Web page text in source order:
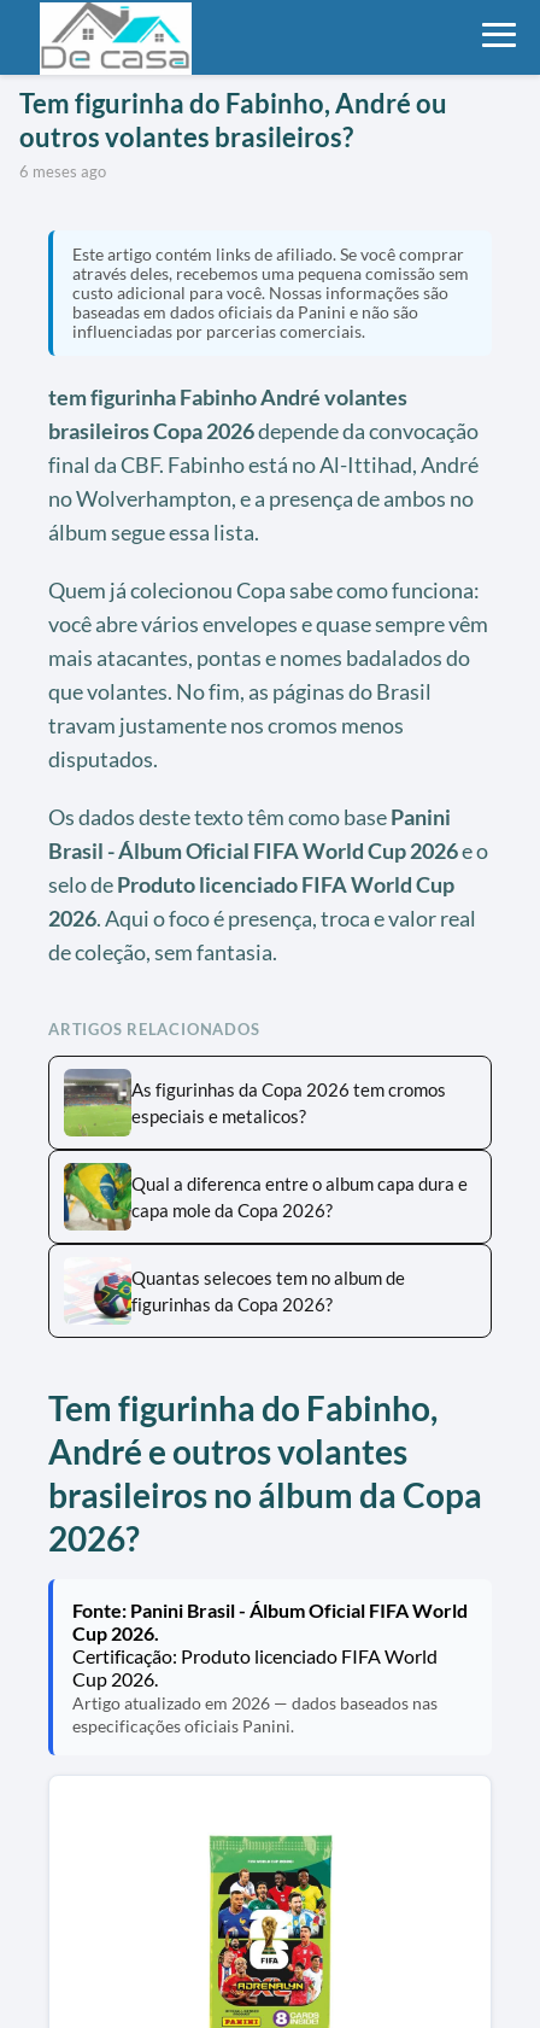
Tem figurinha do Fabinho, André ou
outros volantes brasileiros?
6 meses ago
Este artigo contém links de afiliado. Se você comprar
através deles, recebemos uma pequena comissão sem
custo adicional para você. Nossas informações são
baseadas em dados oficiais da Panini e não são
influenciadas por parcerias comerciais.
tem figurinha Fabinho André volantes
brasileiros Copa 2026depende da convocação
final da CBF. Fabinho está no Al-Ittihad, André
no Wolverhampton, e a presença de ambos no
álbum segue essa lista.
Quem já colecionou Copa sabe como funciona:
você abre vários envelopes e quase sempre vêm
mais atacantes, pontas e nomes badalados do
que volantes. No fim, as páginas do Brasil
travam justamente nos cromos menos
disputados.
Os dados deste texto têm como basePanini
Brasil - Álbum Oficial FIFA World Cup 2026e o
selo deProduto licenciado FIFA World Cup
2026. Aqui o foco é presença, troca e valor real
de coleção, sem fantasia.
ARTIGOS RELACIONADOS
As figurinhas da Copa 2026 tem cromos
especiais e metalicos?
Qual a diferenca entre o album capa dura e
capa mole da Copa 2026?
Quantas selecoes tem no album de
figurinhas da Copa 2026?
Tem figurinha do Fabinho,
André e outros volantes
brasileiros no álbum da Copa
2026?
Fonte: Panini Brasil - Álbum Oficial FIFA World
Cup 2026.
Certificação: Produto licenciado FIFA World
Cup 2026.
Artigo atualizado em 2026 — dados baseados nas
especificações oficiais Panini.